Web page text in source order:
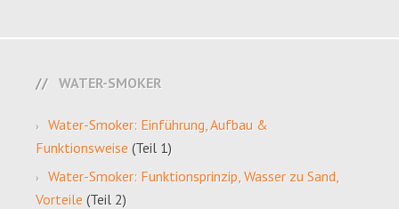
WATER-SMOKER
Water-Smoker: Einführung, Aufbau &
Funktionsweise (Teil 1)
Water-Smoker: Funktionsprinzip, Wasser zu Sand,
Vorteile (Teil 2)